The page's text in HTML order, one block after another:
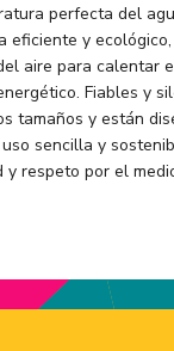
perfecta del
eficiente y
aire para calentar
Fiables y
tamaños y están
sencilla y
y respeto por el